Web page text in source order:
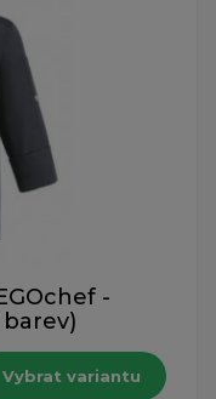
-
Vybrat variantu